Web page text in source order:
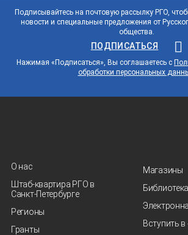
Подписывайтесь на почтовую рассылку РГО,
новости и специальные предложения от
общества.
ПОДПИСАТЬСЯ
Нажимая «Подписаться», Вы соглашаетесь с
обработки персональных
О нас
Штаб-квартира РГО в
Санкт‑Петербурге
Регионы
Гранты
Магазины
Библиотека
Вступить